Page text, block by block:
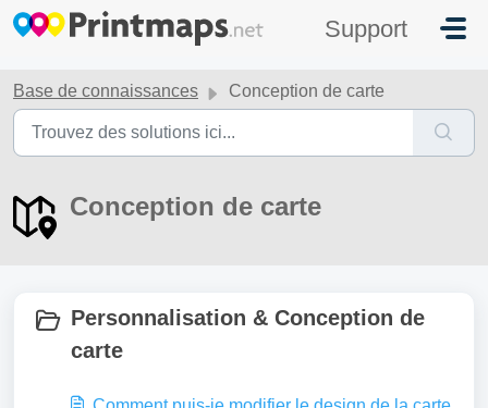
Passer au contenu principal
Support
Base de connaissances Conception de carte
Conception de carte
Personnalisation & Conception de
carte